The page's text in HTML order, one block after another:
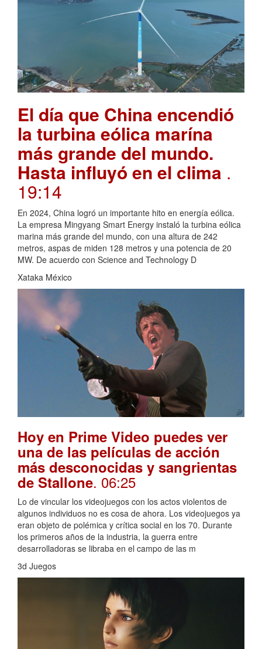
El día que China encendió
la turbina eólica marína
más grande del mundo.
Hasta influyó en el clima .
19:14
En 2024, China logró un importante hito en energía eólica.
La empresa Mingyang Smart Energy instaló la turbina eólica
marina más grande del mundo, con una altura de 242
metros, aspas de miden 128 metros y una potencia de 20
MW. De acuerdo con Science and Technology D
Xataka México
Hoy en Prime Video puedes ver
una de las películas de acción
más desconocidas y sangrientas
de Stallone. 06:25
Lo de vincular los videojuegos con los actos violentos de
algunos individuos no es cosa de ahora. Los videojuegos ya
eran objeto de polémica y crítica social en los 70. Durante
los primeros años de la industria, la guerra entre
desarrolladoras se libraba en el campo de las m
3d Juegos